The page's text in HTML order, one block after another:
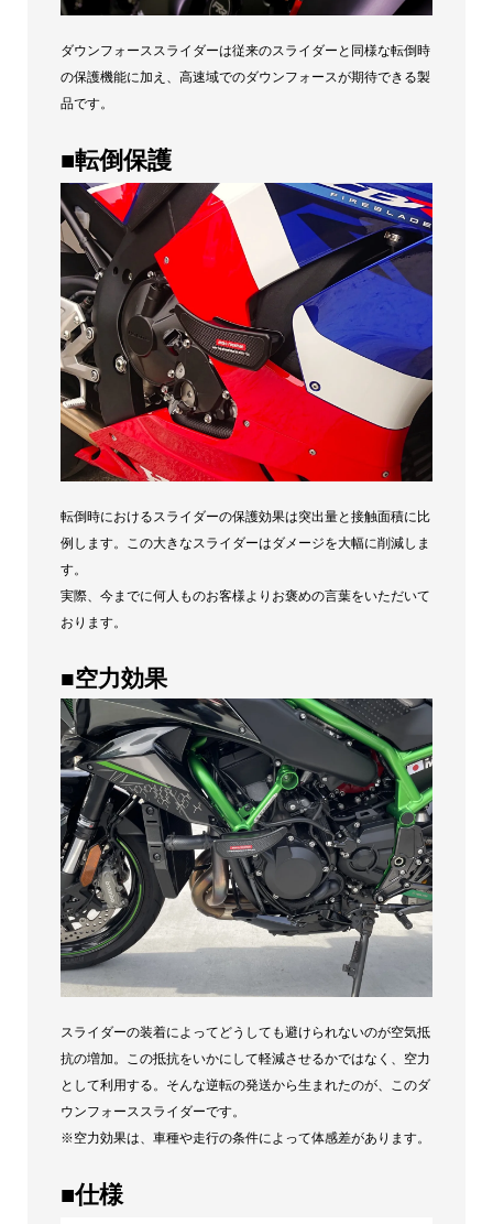
付)
個
ダウンフォーススライダーは従来のスライダーと同様な転倒時
の保護機能に加え、高速域でのダウンフォースが期待できる製
品です。
■転倒保護
転倒時におけるスライダーの保護効果は突出量と接触面積に比
例します。この大きなスライダーはダメージを大幅に削減しま
す。
実際、今までに何人ものお客様よりお褒めの言葉をいただいて
おります。
■空力効果
スライダーの装着によってどうしても避けられないのが空気抵
抗の増加。この抵抗をいかにして軽減させるかではなく、空力
として利用する。そんな逆転の発送から生まれたのが、このダ
ウンフォーススライダーです。
※空力効果は、車種や走行の条件によって体感差があります。
■仕様